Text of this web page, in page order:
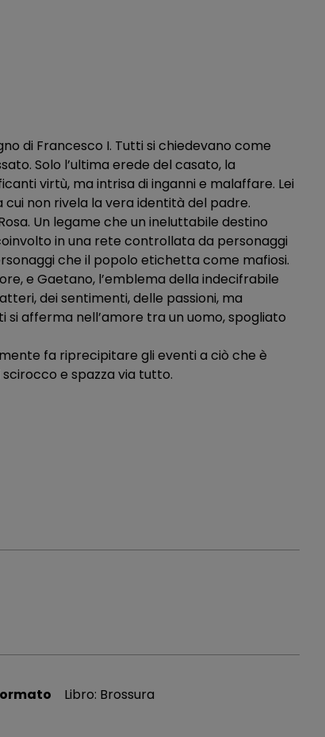
di Francesco I. Tutti si chiedevano come
Solo l’ultima erede del casato, la
virtù, ma intrisa di inganni e malaffare. Lei
non rivela la vera identità del padre.
Un legame che un ineluttabile destino
in una rete controllata da personaggi
che il popolo etichetta come mafiosi.
e Gaetano, l’emblema della indecifrabile
dei sentimenti, delle passioni, ma
afferma nell’amore tra un uomo, spogliato
fa riprecipitare gli eventi a ciò che è
e spazza via tutto.
Libro: Brossura